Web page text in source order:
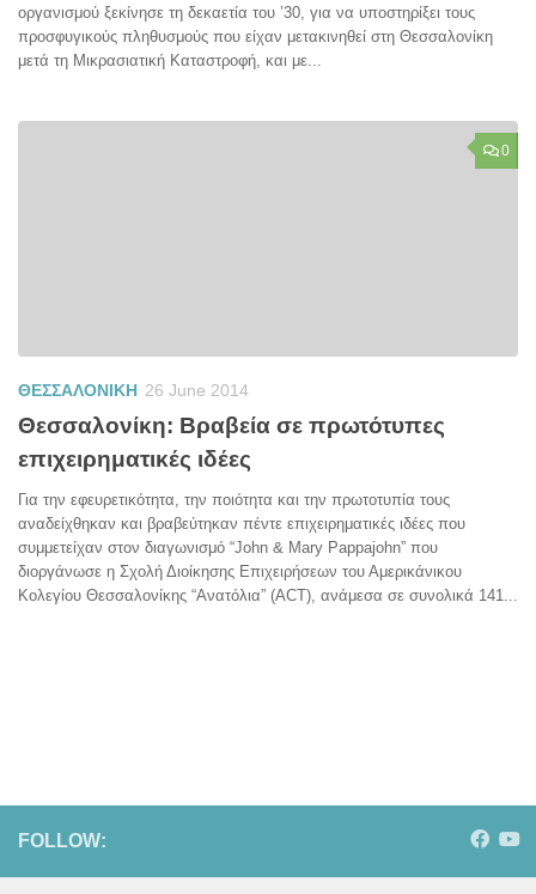
οργανισμού ξεκίνησε τη δεκαετία του ’30, για να υποστηρίξει τους
προσφυγικούς πληθυσμούς που είχαν μετακινηθεί στη Θεσσαλονίκη
μετά τη Μικρασιατική Καταστροφή, και με...
0
ΘΕΣΣΑΛΟΝΙΚΗ 26 June 2014
Θεσσαλονίκη: Βραβεία σε πρωτότυπες
επιχειρηματικές ιδέες
Για την εφευρετικότητα, την ποιότητα και την πρωτοτυπία τους
αναδείχθηκαν και βραβεύτηκαν πέντε επιχειρηματικές ιδέες που
συμμετείχαν στον διαγωνισμό “John & Mary Pappajohn” που
διοργάνωσε η Σχολή Διοίκησης Επιχειρήσεων του Αμερικάνικου
Κολεγίου Θεσσαλονίκης “Ανατόλια” (ACT), ανάμεσα σε συνολικά 141...
FOLLOW: